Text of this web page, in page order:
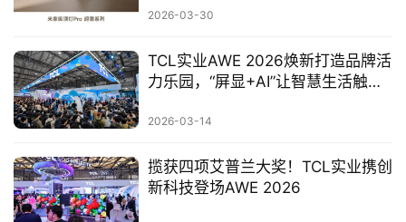
2026-03-30
TCL实业AWE 2026焕新打造品牌活
力乐园，“屏显+AI”让智慧生活触手
2026-03-14
揽获四项艾普兰大奖！TCL实业携创
新科技登场AWE 2026